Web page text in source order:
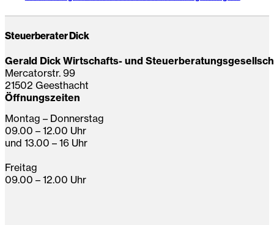
Steuerberater Dick
Gerald Dick Wirtschafts- und
Mercatorstr. 99
21502 Geesthacht
Öffnungszeiten
Montag – Donnerstag
09.00 – 12.00 Uhr
und 13.00 – 16 Uhr
Freitag
09.00 – 12.00 Uhr